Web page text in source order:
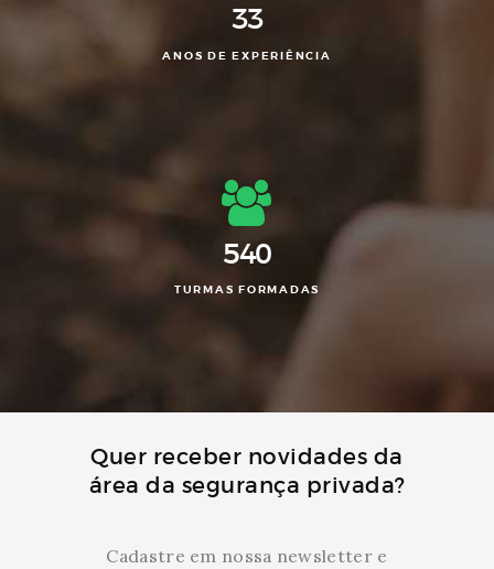
33
ANOS DE EXPERIÊNCIA
540
TURMAS FORMADAS
Quer receber novidades da
área da segurança privada?
Cadastre em nossa newsletter e